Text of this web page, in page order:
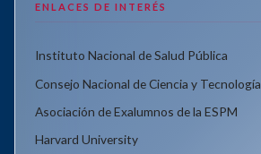
ENLACES DE INTERÉS
Instituto Nacional de Salud Pública
Consejo Nacional de Ciencia y Tecnología
Asociación de Exalumnos de la ESPM
Harvard University